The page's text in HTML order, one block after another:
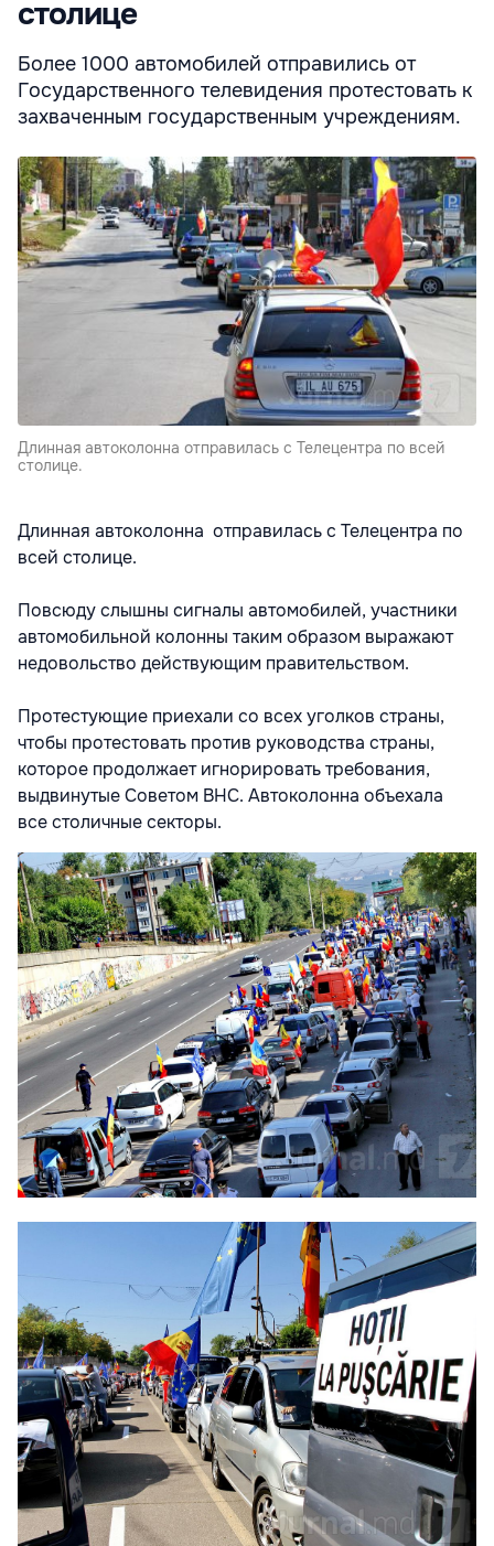
столице
Более 1000 автомобилей отправились от
Государственного телевидения протестовать к
захваченным государственным учреждениям.
Длинная автоколонна отправилась с Телецентра по всей
столице.
Длинная автоколонна отправилась с Телецентра по
всей столице.
Повсюду слышны сигналы автомобилей, участники
автомобильной колонны таким образом выражают
недовольство действующим правительством.
Протестующие приехали со всех уголков страны,
чтобы протестовать против руководства страны,
которое продолжает игнорировать требования,
выдвинутые Советом ВНС. Автоколонна объехала
все столичные секторы.